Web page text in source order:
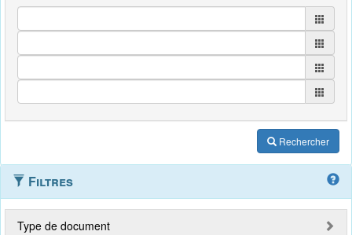
Rechercher
Filtres
Type de document